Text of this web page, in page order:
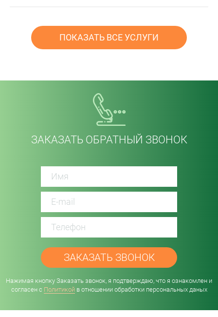
ПОКАЗАТЬ ВСЕ УСЛУГИ
ЗАКАЗАТЬ ОБРАТНЫЙ ЗВОНОК
Нажимая кнопку Заказать звонок, я подтверждаю, что я ознакомлен и
согласен с Политикойв отношении обработки персональных даных